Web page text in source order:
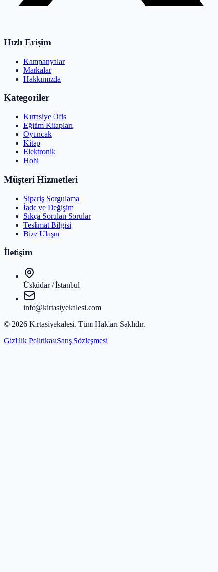
Hızlı Erişim
Kampanyalar
Markalar
Hakkımızda
Kategoriler
Kırtasiye Ofis
Eğitim Kitapları
Oyuncak
Kitap
Elektronik
Hobi
Müşteri Hizmetleri
Sipariş Sorgulama
İade ve Değişim
Sıkça Sorulan Sorular
Teslimat Bilgisi
Bize Ulaşın
İletişim
Üsküdar / İstanbul
info@kirtasiyekalesi.com
© 2026 Kırtasiyekalesi. Tüm Hakları Saklıdır.
Gizlilik PolitikasıSatış Sözleşmesi